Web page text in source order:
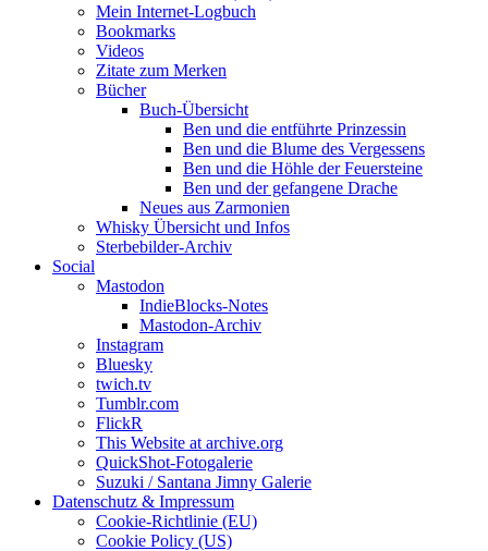
Mein Internet-Logbuch
Bookmarks
Videos
Zitate zum Merken
Bücher
Buch-Übersicht
Ben und die entführte Prinzessin
Ben und die Blume des Vergessens
Ben und die Höhle der Feuersteine
Ben und der gefangene Drache
Neues aus Zarmonien
Whisky Übersicht und Infos
Sterbebilder-Archiv
Social
Mastodon
IndieBlocks-Notes
Mastodon-Archiv
Instagram
Bluesky
twich.tv
Tumblr.com
FlickR
This Website at archive.org
QuickShot-Fotogalerie
Suzuki / Santana Jimny Galerie
Datenschutz & Impressum
Cookie-Richtlinie (EU)
Cookie Policy (US)